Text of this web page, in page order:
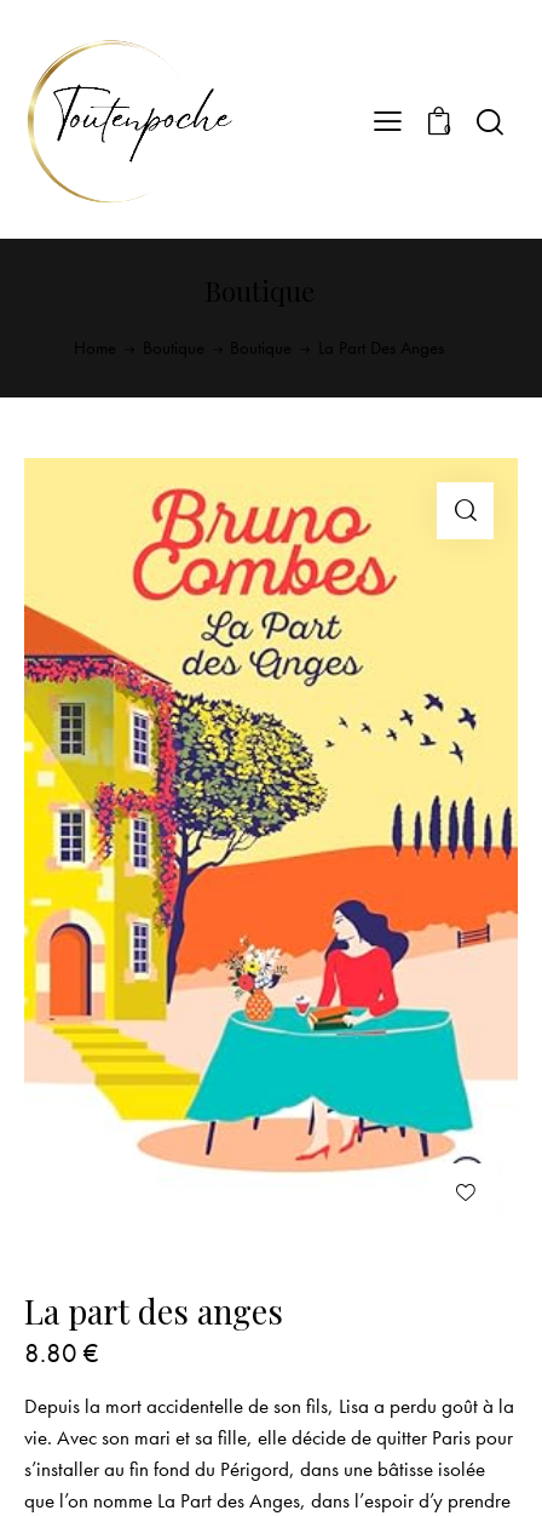
0
La part des anges
8.80 €
Depuis la mort accidentelle de son fils, Lisa a perdu goût à la
vie. Avec son mari et sa fille, elle décide de quitter Paris pour
s’installer au fin fond du Périgord, dans une bâtisse isolée
que l’on nomme La Part des Anges, dans l’espoir d’y prendre